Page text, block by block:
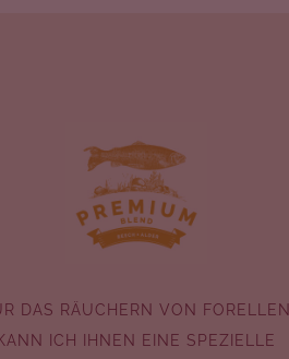
DAS RÄUCHERN VON FORELLEN
ICH IHNEN EINE SPEZIELLE